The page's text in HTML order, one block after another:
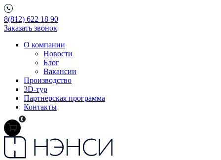
8(812) 622 18 90
Заказать звонок
О компании
Новости
Блог
Вакансии
Производство
3D-тур
Партнерская программа
Контакты
0